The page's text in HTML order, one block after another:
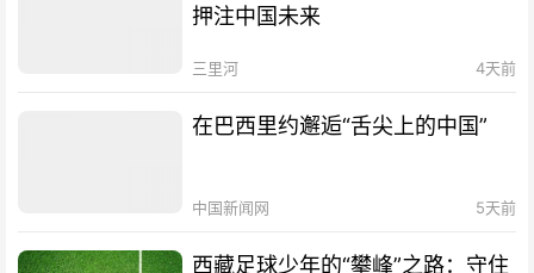
押注中国未来
三里河 4天前
在巴西里约邂逅“舌尖上的中国”
中国新闻网 5天前
西藏足球少年的“攀峰”之路：守住